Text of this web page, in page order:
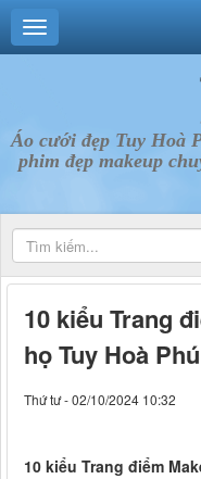
Áo cưới đẹp Tuy Hoà
phim đẹp makeup
10 kiểu Trang
họ Tuy Hoà
Thứ tư - 02/10/2024 10:32
10 kiểu Trang điểm